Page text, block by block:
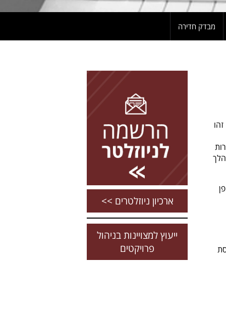
מבדק חדירה
ארכיון ניוזלטרים >>
ייעוץ למצויינות בניהול
פרויקטים